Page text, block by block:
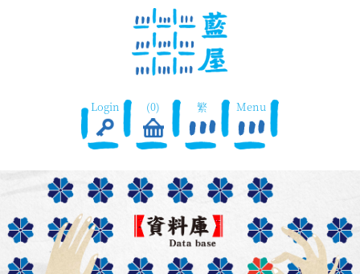
Login (0) 繁 Menu